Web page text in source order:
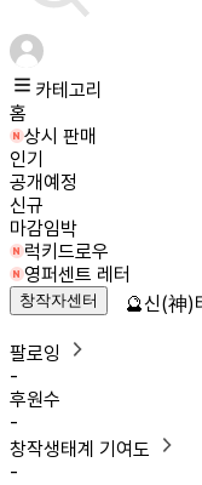
카테고리
홈
상시 판매
인기
공개예정
신규
마감임박
럭키드로우
영퍼센트 레터
창작자센터
팔로잉
-
후원수
-
창작생태계 기여도
-
🔮신(神)